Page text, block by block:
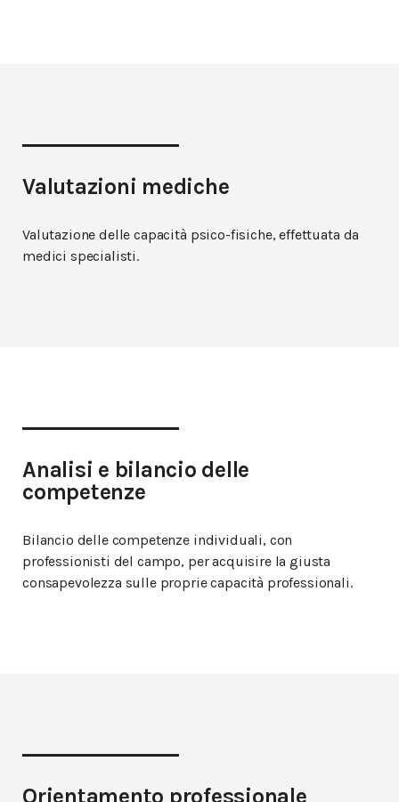
Valutazioni mediche
Valutazione delle capacità psico-fisiche, effettuata da
medici specialisti.
Analisi e bilancio delle
competenze
Bilancio delle competenze individuali, con
professionisti del campo, per acquisire la giusta
consapevolezza sulle proprie capacità professionali.
Orientamento professionale